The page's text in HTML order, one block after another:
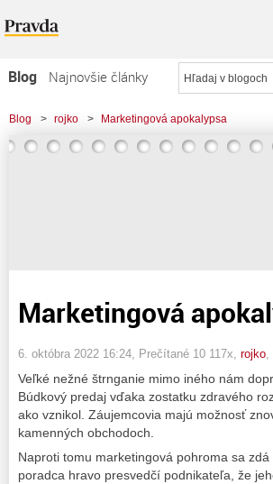
Blog
Najnovšie články
Najčítanejšie články
Najkomentovanejšie články
Blog > rojko > Marketingová apokalypsa
Marketingová
6. októbra 2022 16:24 , Prečítané 10 117x, rojko
Veľké nežné štrnganie mimo iného nám
Búdkový predaj vďaka zostatku zdravého
ako vznikol. Záujemcovia majú možnosť
kamenných obchodoch.
Naproti tomu marketingová pohroma sa
poradca hravo presvedčí podnikateľa, že